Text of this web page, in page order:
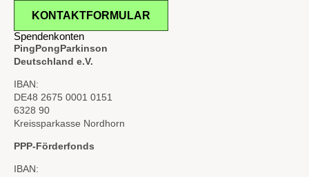
KONTAKTFORMULAR
Spendenkonten
PingPongParkinson
Deutschland e.V.
IBAN:
DE48 2675 0001 0151
6328 90
Kreissparkasse Nordhorn
PPP-Förderfonds
IBAN: